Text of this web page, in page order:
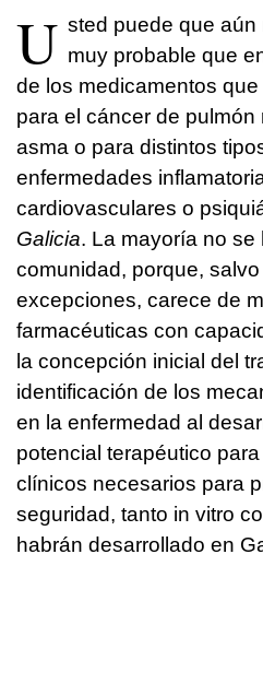
U sted puede que
muy probable que
de los medicamentos
para el cáncer de pulmón
asma o para distintos
enfermedades
cardiovasculares o
Galicia. La mayoría no se
comunidad, porque,
excepciones, carece de
farmacéuticas con
la concepción inicial del
identificación de los
en la enfermedad al
potencial terapéutico
clínicos necesarios para
seguridad, tanto in vitro
habrán desarrollado en